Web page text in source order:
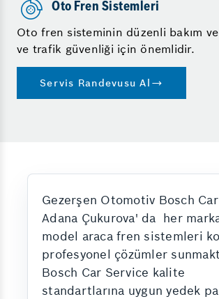
Oto Fren Sistemleri
Oto fren sisteminin düzenli bakım ve
ve trafik güvenliği için önemlidir.
Servis Randevusu Al
Gezerşen Otomotiv Bosch
Adana Çukurova' da her
model araca fren sistemleri
profesyonel çözümler
Bosch Car Service kalite
standartlarına uygun yedek